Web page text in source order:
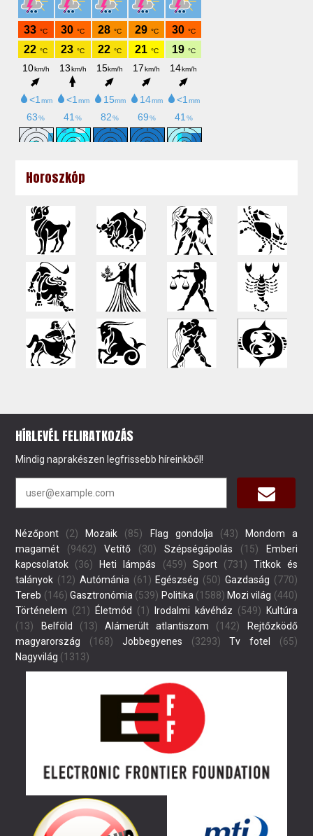
Horoszkóp
HÍRLEVÉL FELIRATKOZÁS
Mindig naprakészen legfrissebb híreinkből!
Nézőpont (2) Mozaik (85) Flag gondolja (43)
Mondom a
magamét (9462) Vetítő (30) Szépségápolás (15)
Emberi
kapcsolatok (36) Heti lámpás (459) Sport(731)
Titkok és
talányok (12) Autómánia (61) Egészség (50) Gazdaság (770)
Tereb (146) Gasztronómia (539) Politika (1588) Mozi világ (440)
Történelem (21) Életmód (1) Irodalmi kávéház (549)
Kultúra
(13)
Belföld (13) Alámerült atlantiszom (142)
Rejtőzködő
magyarország (168) Jobbegyenes (3293) Tv fotel
(65)
Nagyvilág (1313)